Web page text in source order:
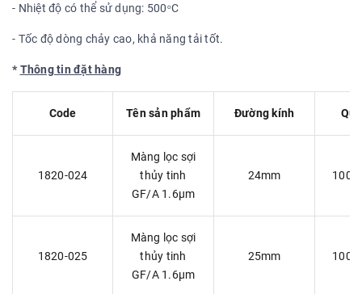
- Nhiệt độ có thể sử dụng: 500 oC
- Tốc độ dòng chảy cao, khả năng tải tốt.
* Thông tin đặt hàng
Code Tên sản phẩm Đường kính
1820-024
Màng lọc sợi
thủy tinh
GF/A 1.6µm
24mm 100
1820-025
Màng lọc sợi
thủy tinh
GF/A 1.6µm
25mm 100